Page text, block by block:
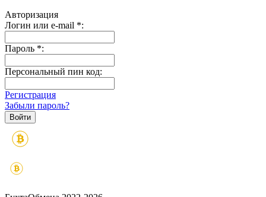
Авторизация
Логин или e-mail *:
Пароль *:
Персональный пин код:
Регистрация
Забыли пароль?